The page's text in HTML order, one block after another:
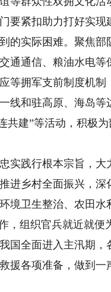
紧扣助力打好实现
的实际困难。聚焦
通通信、粮油水电
等拥军支前制度机
线和驻高原、海岛
共建”等活动，积极
践行根本宗旨，大
进乡村全面振兴，
境卫生整治、农田水
，组织官兵就近就
国全面进入主汛期
援各项准备，做到